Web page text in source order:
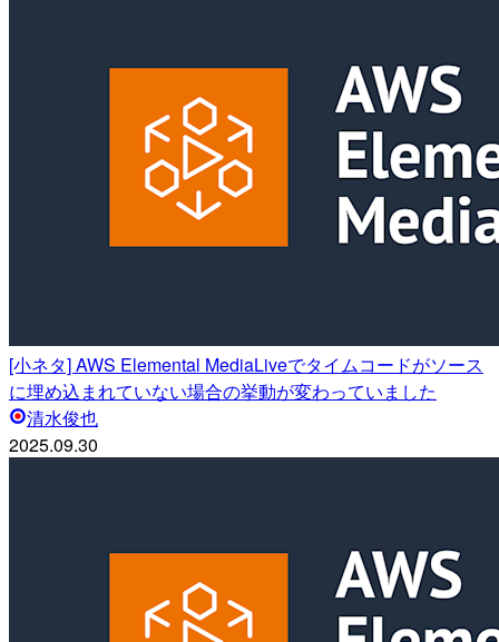
[小ネタ] AWS Elemental MediaLiveでタイムコードがソース
に埋め込まれていない場合の挙動が変わっていました
清水俊也
2025.09.30